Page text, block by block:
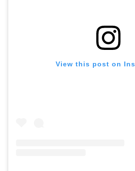
View this post on